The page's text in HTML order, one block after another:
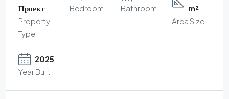
Проект
Property
Type
Bedroom
Bathroom
m²
Area Size
2025
Year Built